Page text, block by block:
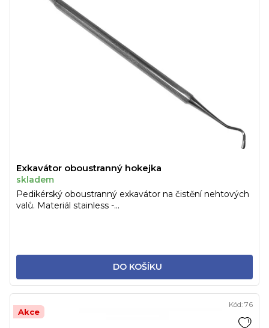
Exkavátor oboustranný hokejka
skladem
DO KOŠÍKU
Pedikérský oboustranný exkavátor na čistění nehtových
valů. Materiál stainless -...
Akce
Kód: 76